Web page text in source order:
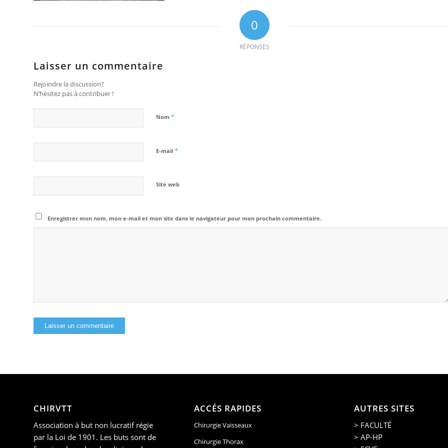
0
RÉPONSES
Laisser un commentaire
Rejoindre la discussion?
N’hésitez pas à contribuer !
Nom *
E-mail *
Site web
Enregistrer mon nom, mon e-mail et mon site dans le navigateur pour mon prochain commentaire.
CHIRVTT
Association à but non lucratif régie
par la Loi de 1901. Les buts sont de
ACCÉS RAPIDES
Chirurgie Vaisseaux
Chirurgie Thorax
AUTRES SITES
> FACULTÉ
> AP-HP